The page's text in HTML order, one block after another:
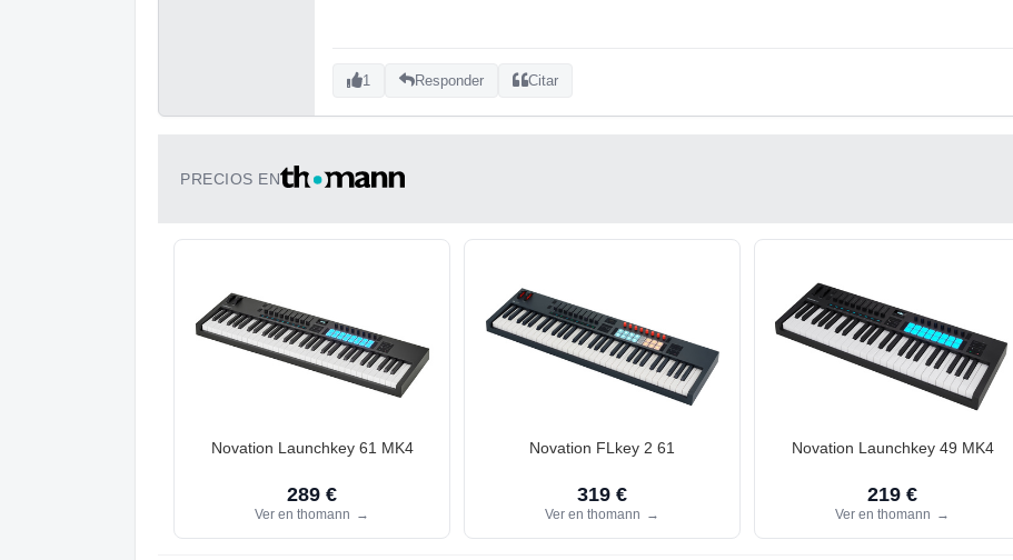
1 Responder Citar
PRECIOS EN
Novation Launchkey 61 MK4
289 €
Ver en thomann →
Novation FLkey 2 61
319 €
Ver en thomann →
Novation Launchkey 49 MK4
219 €
Ver en thomann →